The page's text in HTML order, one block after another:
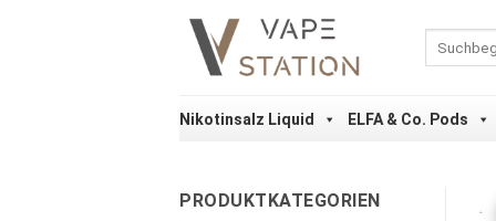
Nikotinsalz Liquid ELFA & Co. Pods
PRODUKTKATEGORIEN